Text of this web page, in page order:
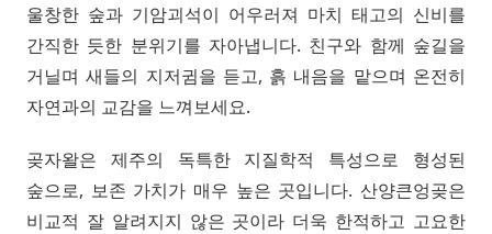
울창한 숲과 기암괴석이 어우러져 마치 태고의 신비를
간직한 듯한 분위기를 자아냅니다. 친구와 함께 숲길을
거닐며 새들의 지저귐을 듣고, 흙 내음을 맡으며 온전히
자연과의 교감을 느껴보세요.
곶자왈은 제주의 독특한 지질학적 특성으로 형성된
숲으로, 보존 가치가 매우 높은 곳입니다. 산양큰엉곶은
비교적 잘 알려지지 않은 곳이라 더욱 한적하고 고요한